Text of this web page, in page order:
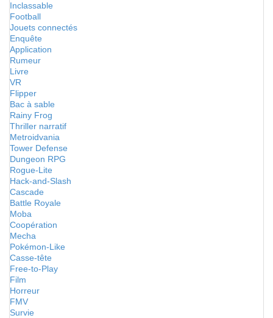
Inclassable
Football
Jouets connectés
Enquête
Application
Rumeur
Livre
VR
Flipper
Bac à sable
Rainy Frog
Thriller narratif
Metroidvania
Tower Defense
Dungeon RPG
Rogue-Lite
Hack-and-Slash
Cascade
Battle Royale
Moba
Coopération
Mecha
Pokémon-Like
Casse-tête
Free-to-Play
Film
Horreur
FMV
Survie